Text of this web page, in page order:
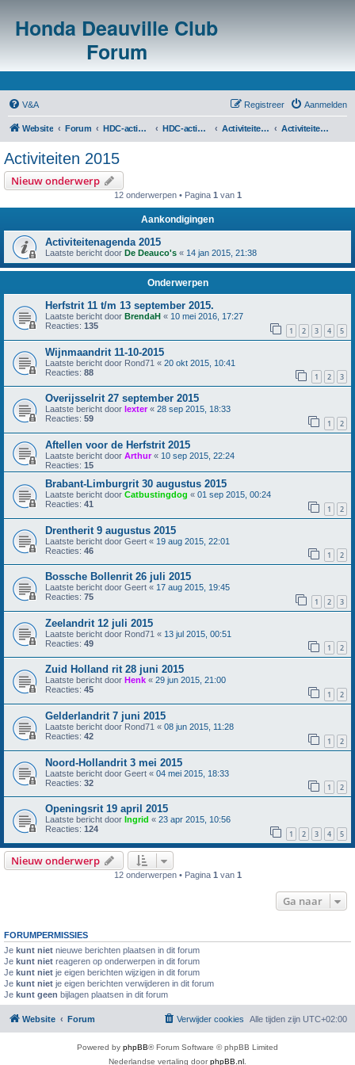
Honda Deauville Club
Forum
V&A Aanmelden
Registreer
Website Forum HDC-activiteiten HDC-activiteitenoverzicht en agenda's Activiteiten voorgaande jaren Activiteiten 2015
Activiteiten 2015
Nieuw onderwerp
12 onderwerpen • Pagina 1 van 1
Aankondigingen
Activiteitenagenda 2015
Laatste bericht door De Deauco's « 14 jan 2015, 21:38
Onderwerpen
Herfstrit 11 t/m 13 september 2015.
Laatste bericht door BrendaH « 10 mei 2016, 17:27
Reacties: 135 1 2 3 4 5
Wijnmaandrit 11-10-2015
Laatste bericht door Rond71 « 20 okt 2015, 10:41
Reacties: 88 1 2 3
Overijsselrit 27 september 2015
Laatste bericht door lexter« 28 sep 2015, 18:33
Reacties: 59 1 2
Aftellen voor de Herfstrit 2015
Laatste bericht door Arthur« 10 sep 2015, 22:24
Reacties: 15
Brabant-Limburgrit 30 augustus 2015
Laatste bericht door Catbustingdog « 01 sep 2015, 00:24
Reacties: 41 1 2
Drentherit 9 augustus 2015
Laatste bericht door Geert « 19 aug 2015, 22:01
Reacties: 46 1 2
Bossche Bollenrit 26 juli 2015
Laatste bericht door Geert « 17 aug 2015, 19:45
Reacties: 75 1 2 3
Zeelandrit 12 juli 2015
Laatste bericht door Rond71 « 13 jul 2015, 00:51
Reacties: 49 1 2
Zuid Holland rit 28 juni 2015
Laatste bericht door Henk « 29 jun 2015, 21:00
Reacties: 45 1 2
Gelderlandrit 7 juni 2015
Laatste bericht door Rond71 « 08 jun 2015, 11:28
Reacties: 42 1 2
Noord-Hollandrit 3 mei 2015
Laatste bericht door Geert « 04 mei 2015, 18:33
Reacties: 32 1 2
Openingsrit 19 april 2015
Laatste bericht door Ingrid « 23 apr 2015, 10:56
Reacties: 124 1 2 3 4 5
Nieuw onderwerp
12 onderwerpen • Pagina 1 van 1
Ga naar
FORUMPERMISSIES
Je kunt niet nieuwe berichten plaatsen in dit forum
Je kunt niet reageren op onderwerpen in dit forum
Je kunt niet je eigen berichten wijzigen in dit forum
Je kunt niet je eigen berichten verwijderen in dit forum
Je kunt geen bijlagen plaatsen in dit forum
Website Forum Alle tijden zijn UTC+02:00
Verwijder cookies
Powered by phpBB® Forum Software © phpBB Limited
Nederlandse vertaling doorphpBB.nl